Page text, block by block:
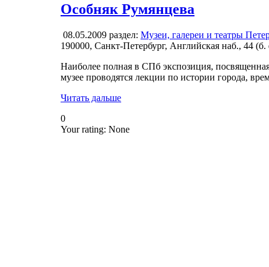
Особняк Румянцева
08.05.2009 раздел: Музеи, галереи и театры
190000, Санкт-Петербург, Английская наб., 44
Наиболее полная в СПб экспозиция,
музее проводятся лекции по истории города,
Читать дальше
0
Your rating: None